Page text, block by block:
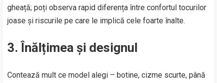
gheață; poți observa rapid diferența între confortul tocurilor
joase și riscurile pe care le implică cele foarte înalte.
3. Înălțimea și designul
Contează mult ce model alegi – botine, cizme scurte, până